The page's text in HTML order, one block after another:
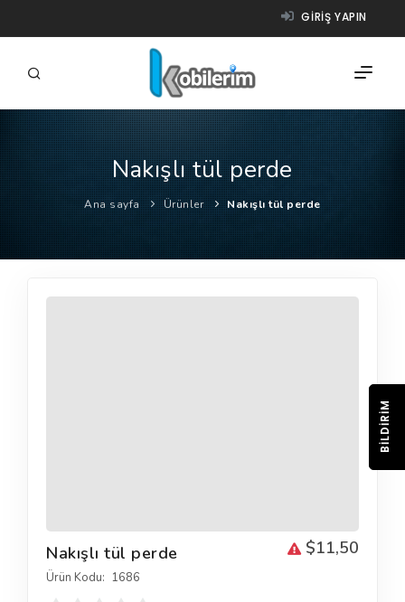
GIRIŞ YAPIN
FIRMALAR
ÜRÜNLER
NASIL ÇALIŞIR?
YARDIM
Nakışlı tül perde
Ana sayfa Ürünler Nakışlı tül perde
$11,50
Nakışlı tül perde
Ürün Kodu: 1686
BILDIRIM